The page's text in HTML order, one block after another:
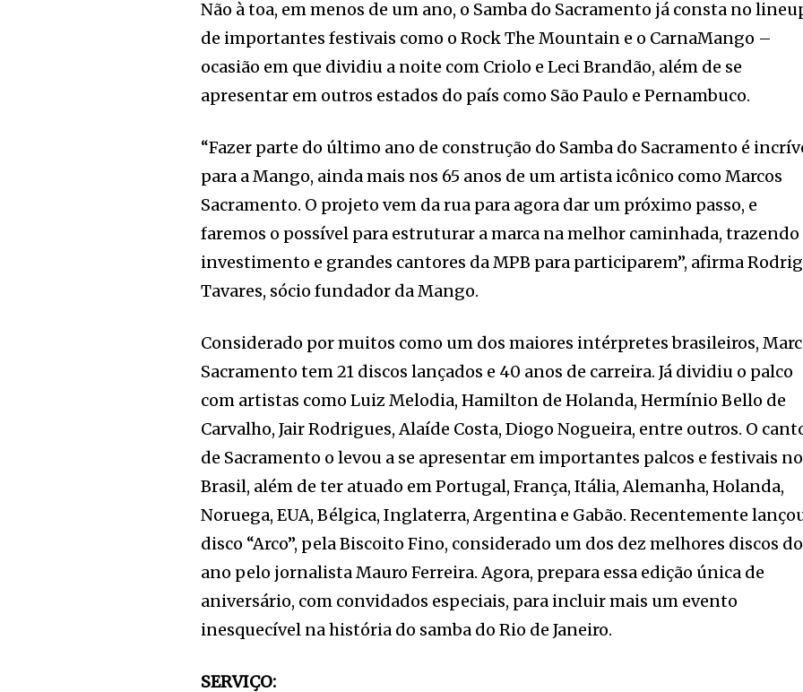
Não à toa, em menos de um ano, o Samba do Sacramento já consta no
de importantes festivais como o Rock The Mountain e o CarnaMango –
ocasião em que dividiu a noite com Criolo e Leci Brandão, além de se
apresentar em outros estados do país como São Paulo e Pernambuco.
“Fazer parte do último ano de construção do Samba do Sacramento é
para a Mango, ainda mais nos 65 anos de um artista icônico como Marcos
Sacramento. O projeto vem da rua para agora dar um próximo passo, e
faremos o possível para estruturar a marca na melhor caminhada, trazendo
investimento e grandes cantores da MPB para participarem”, afirma
Tavares, sócio fundador da Mango.
Considerado por muitos como um dos maiores intérpretes brasileiros,
Sacramento tem 21 discos lançados e 40 anos de carreira. Já dividiu o palco
com artistas como Luiz Melodia, Hamilton de Holanda, Hermínio Bello de
Carvalho, Jair Rodrigues, Alaíde Costa, Diogo Nogueira, entre outros. O
de Sacramento o levou a se apresentar em importantes palcos e festivais no
Brasil, além de ter atuado em Portugal, França, Itália, Alemanha, Holanda,
Noruega, EUA, Bélgica, Inglaterra, Argentina e Gabão. Recentemente
disco “Arco”, pela Biscoito Fino, considerado um dos dez melhores discos do
ano pelo jornalista Mauro Ferreira. Agora, prepara essa edição única de
aniversário, com convidados especiais, para incluir mais um evento
inesquecível na história do samba do Rio de Janeiro.
SERVIÇO: